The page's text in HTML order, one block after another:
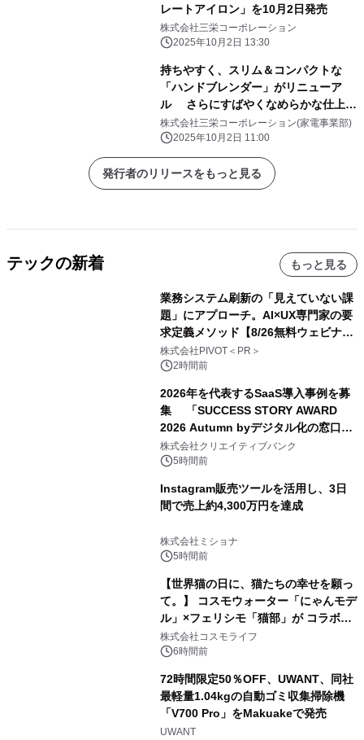
レートアイロン」を10月2日発売
株式会社三栄コーポレーション
2025年10月2日 13:30
持ちやすく、スリム＆コンパクトな
「ハンドブレンダー」がリニューア
ル さらにすばやくなめらかな仕上が
りに
株式会社三栄コーポレーション(家電事業部)
2025年10月2日 11:00
発行者のリリースをもっと見る
テックの新着 もっと見る
業務システム刷新の「見えていない課
題」にアプローチ。AI×UX専門家の要
求定義メソッド【8/26無料ウェビナ
ー】株式会社PIVOT
株式会社PIVOT＜PR＞
2時間前
2026年を代表するSaaS導入事例を募
集 「SUCCESS STORY AWARD
2026 Autumn byデジタル化の窓口」
開催
株式会社クリエイティブバンク
5時間前
Instagram販売ツールを活用し、3日
間で売上約4,300万円を達成
株式会社ミショナ
5時間前
【世界猫の日に、猫たちの幸せを願っ
て。】 コスモウォーター「にゃんモデ
ル」×フェリシモ「猫部」が コラボキ
ャンペーンを実施
株式会社コスモライフ
6時間前
72時間限定50％OFF、UWANT、同社
最軽量1.04kgの自動ゴミ収集掃除機
「V700 Pro」をMakuakeで発売
UWANT